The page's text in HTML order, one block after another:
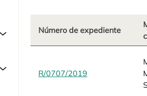
Número de expediente
R/0707/2019 opens in a new